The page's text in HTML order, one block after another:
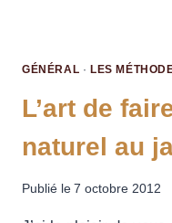
GÉNÉRAL · LES
L’art de
naturel au
Publié le 7 octobre 2012